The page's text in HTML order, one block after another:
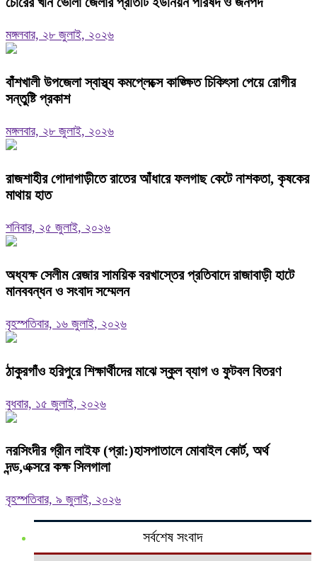
মঙ্গলবার, ২৮ জুলাই, ২০২৬
বাঁশখালী উপজেলা স্বাস্থ্য কমপ্লেক্সে কাঙ্ক্ষিত চিকিৎসা পেয়ে রোগীর
সন্তুষ্টি প্রকাশ
মঙ্গলবার, ২৮ জুলাই, ২০২৬
রাজশাহীর গোদাগাড়ীতে রাতের আঁধারে ফলগাছ কেটে নাশকতা, কৃষকের
মাথায় হাত
শনিবার, ২৫ জুলাই, ২০২৬
অধ্যক্ষ সেলীম রেজার সাময়িক বরখাস্তের প্রতিবাদে রাজাবাড়ী হাটে
মানববন্ধন ও সংবাদ সম্মেলন ‎
বৃহস্পতিবার, ১৬ জুলাই, ২০২৬
ঠাকুরগাঁও হরিপুরে শিক্ষার্থীদের মাঝে স্কুল ব্যাগ ও ফুটবল বিতরণ
বুধবার, ১৫ জুলাই, ২০২৬
নরসিংদীর গ্রীন লাইফ (প্রা:)হাসপাতালে মোবাইল কোর্ট, অর্থ
দন্ড,এক্সরে কক্ষ সিলগালা
বৃহস্পতিবার, ৯ জুলাই, ২০২৬
সর্বশেষ সংবাদ